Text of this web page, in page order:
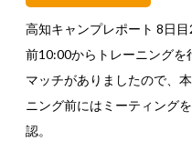
高知キャンプレポート 8日
前10:00からトレーニング
マッチがありましたので、
ニング前にはミーティング
認。